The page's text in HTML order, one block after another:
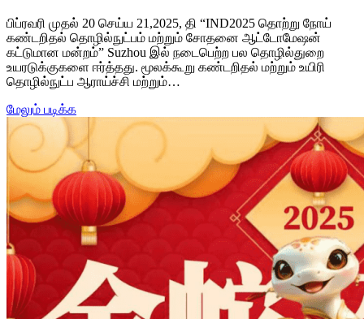
பிப்ரவரி முதல் 20 செய்ய 21,2025, தி “IND2025 தொற்று நோய்
கண்டறிதல் தொழில்நுட்பம் மற்றும் சோதனை ஆட்டோமேஷன்
கட்டுமான மன்றம்” Suzhou இல் நடைபெற்ற பல தொழில்துறை
உயரடுக்குகளை ஈர்த்தது. மூலக்கூறு கண்டறிதல் மற்றும் உயிரி
தொழில்நுட்ப ஆராய்ச்சி மற்றும்…
மேலும் படிக்க